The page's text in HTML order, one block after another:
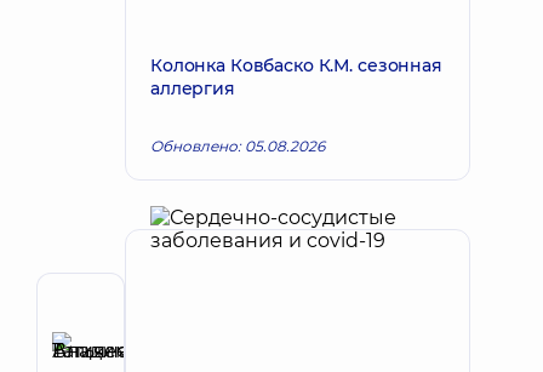
Колонка Ковбаско К.М. сезонная
аллергия
Обновлено: 05.08.2026